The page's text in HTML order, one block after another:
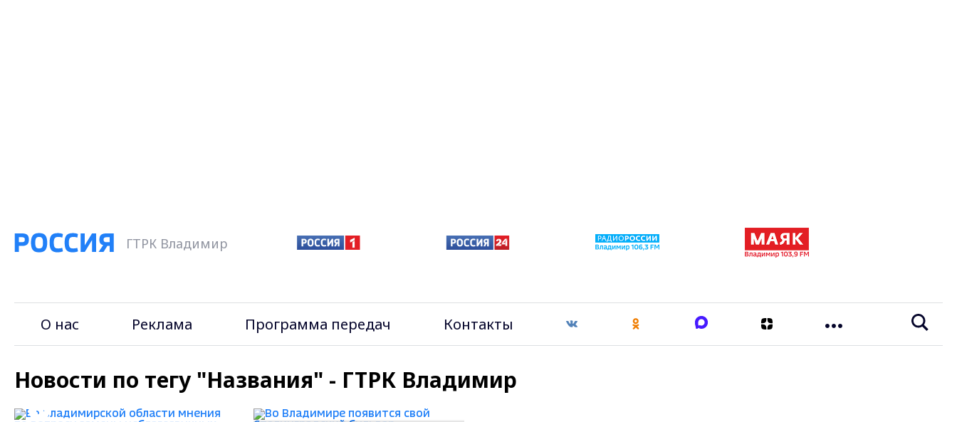
ГТРК Владимир
О нас Реклама Программа передач Контакты
Новости по тегу "Названия" - ГТРК Владимир